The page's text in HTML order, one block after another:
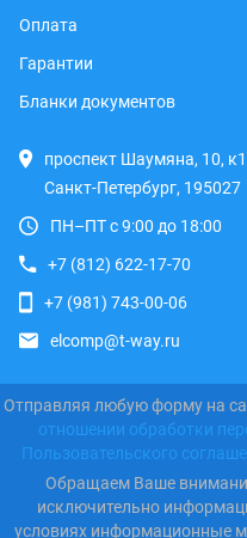
Оплата
Гарантии
Бланки документов
проспект Шаумяна, 10, к1
Санкт-Петербург, 195027
ПН–ПТ с 9:00 до 18:00
+7 (812) 622-17-70
+7 (981) 743-00-06
elcomp@t-way.ru
Отправляя любую форму на
отношении обработки
Пользовательского
Обращаем Ваше
исключительно
условиях информационные